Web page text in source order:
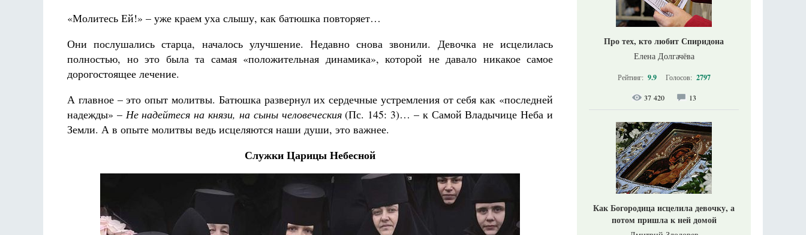
«Молитесь Ей!» – уже краем уха слышу, как батюшка повторяет…
Они послушались старца, началось улучшение. Недавно снова звонили. Девочка не исцелилась
полностью, но это была та самая «положительная динамика», которой не давало никакое самое
дорогостоящее лечение.
А главное – это опыт молитвы. Батюшка развернул их сердечные устремления от себя как «последней
надежды» – Не надейтеся на князи, на сыны человеческия(Пс. 145: 3)… – к Самой Владычице Неба и
Земли. А в опыте молитвы ведь исцеляются наши души, это важнее.
Служки Царицы Небесной
Про тех, кто любит Спиридона
Елена Долгачёва
Рейтинг: 9.9 Голосов: 2797
37 420 13
Как Богородица исцелила девочку, а
потом пришла к ней домой